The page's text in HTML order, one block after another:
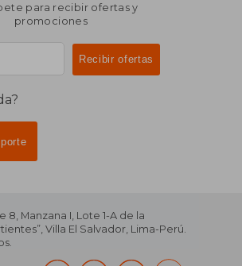
para recibir ofertas y
promociones
8, Manzana I, Lote 1-A de la
Villa El Salvador, Lima-Perú.